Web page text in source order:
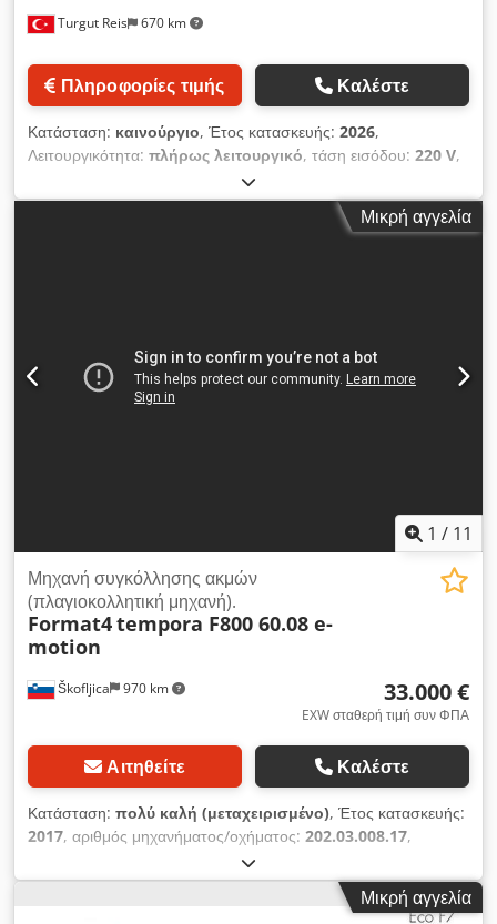
Turgut Reis 670 km
Πληροφορίες τιμής Καλέστε
Κατάσταση: καινούργιο, Έτος κατασκευής: 2026,
Λειτουργικότητα: πλήρως λειτουργικό, τάση εισόδου: 220 V,
NEXUS: Μια λύση στην οποία μπορούν να βασιστούν οι
επαγγελματίες Αποδεδειγμένη απόδοση στην εφαρμογή
περιμετρικών ταινιών άκρων Dkedjzphlwjpfx Ah Tsr Μια
αποδοτικότητα της παραγωγικής σας διαδικασίας. Οι βασικές
καινοτομίες περιλαμβάνουν ένα σύστημα τρισδιάστατης
σάρωσης με λέιζερ, το οποίο αντιγράφει με ακρίβεια το
Μικρή αγγελία
1 / 11
Škofljica 970 km
Μηχανή συγκόλλησης ακμών
(πλαγιοκολλητική μηχανή).
Format4tempora F800 60.08 e-
motion
33.000 €
EXW σταθερή τιμή συν ΦΠΑ
Αιτηθείτε Καλέστε
Κατάσταση: πολύ καλή (μεταχειρισμένο), Έτος κατασκευής:
2017, αριθμός μηχανήματος/οχήματος: 202.03.008.17,
πλήρως λειτουργικό
ρεύμα εισόδου:28 A, συχνότητα εισόδου:50 Hz, είδος
, ύψος τεμαχίου εργασίας
Μικρή αγγελία